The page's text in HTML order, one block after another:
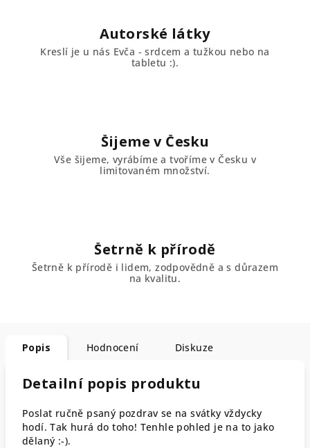
Autorské látky
Kreslí je u nás Evča - srdcem a tužkou nebo na
tabletu :).
Šijeme v Česku
Vše šijeme, vyrábíme a tvoříme v Česku v
limitovaném množství.
Šetrně k přírodě
Šetrně k přírodě i lidem, zodpovědně a s důrazem
na kvalitu.
Popis Hodnocení Diskuze
Detailní popis produktu
Poslat ručně psaný pozdrav se na svátky vždycky
hodí. Tak hurá do toho! Tenhle pohled je na to jako
dělaný :-).